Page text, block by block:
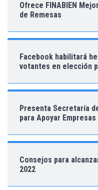
Ofrece FINABIEN
de Remesas
Facebook habilitará
votantes en elección
Presenta Secretaría
para Apoyar Empresas
Consejos para
2022